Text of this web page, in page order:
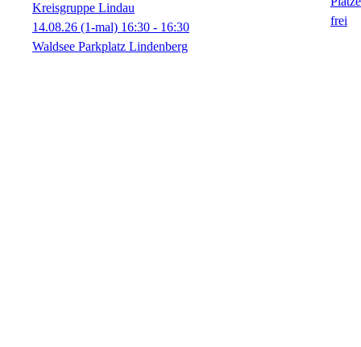
Kreisgruppe Lindau
14.08.26 (1-mal) 16:30 - 16:30
Waldsee Parkplatz Lindenberg